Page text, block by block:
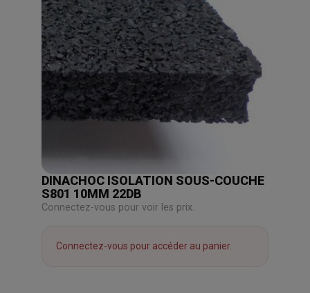
DINACHOC ISOLATION SOUS-COUCHE
S801 10MM 22DB
Connectez-vous pour voir les prix.
Connectez-vous pour accéder au panier.